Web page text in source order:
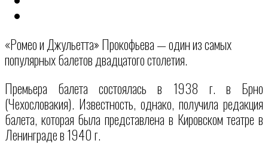
«Ромео и Джульетта» Прокофьева — один из самых
популярных балетов двадцатого столетия.
Премьера балета состоялась в 1938 г. в Брно
(Чехословакия). Известность, однако, получила редакция
балета, которая была представлена в Кировском театре в
Ленинграде в 1940 г.